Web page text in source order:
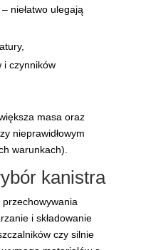
niełatwo ulegają
i czynników
masa oraz
nieprawidłowym
warunkach).
kanistra
i składowanie
czy silnie